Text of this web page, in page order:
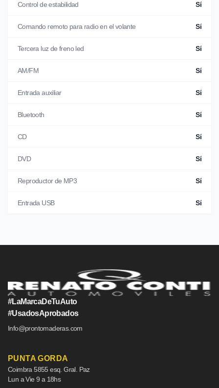
Control de estabilidad Sí
Comando remoto para radio en el volante Sí
Tercera luz de freno led Sí
AM/FM Sí
Entrada auxiliar Sí
Bluetooth Sí
CD Sí
DVD Sí
Reproductor de MP3 Sí
Entrada USB Sí
#LaMarcaDeTuAuto
#UsadosAprobados
Info@prontomaderas.com
PUNTA GORDA
Coimbra 5855 esq. Gral. Paz
Lun a Vie 9 a 18hs